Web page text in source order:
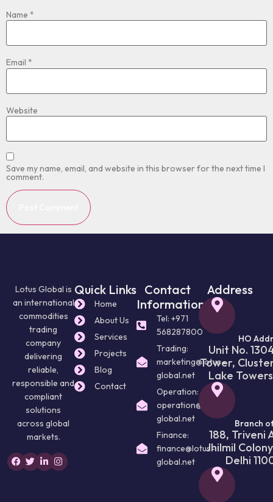
Name *
Email *
Website
Save my name, email, and website in this browser for the next time I
comment.
Lotus Global is
an international
commodities
trading
company
delivering
reliable,
responsible and
compliant
solutions
across global
markets.
Quick Links
Home
About Us
Services
Projects
Blog
Contact
Contact
Information
Tel: +971
568287800
Trading:
marketing@lotus-
global.net
Operation:
operation@lotus-
global.net
Finance:
finance@lotus-
global.net
Address
HO
Unit No.
Tower,
Lake
Branch
188, Triveni
Jhilmil
Delhi